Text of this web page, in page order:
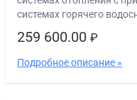
системах горячего
259 600.00 ₽
Подробное описание »